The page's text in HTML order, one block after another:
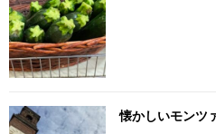
懐かしいモンツ